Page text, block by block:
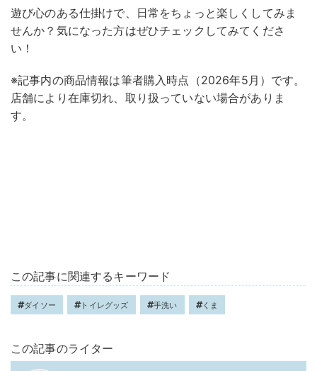
遊び心のある仕掛けで、日常をちょっと楽しくしてみま
せんか？気になった方はぜひチェックしてみてくださ
い！
※記事内の商品情報は筆者購入時点（2026年5月）です。
店舗により在庫切れ、取り扱っていない場合がありま
す。
この記事に関連するキーワード
ダイソー トイレグッズ 手洗い くま
この記事のライター